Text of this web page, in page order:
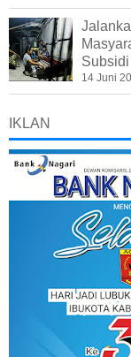
Subsidi
14 Juni
IKLAN